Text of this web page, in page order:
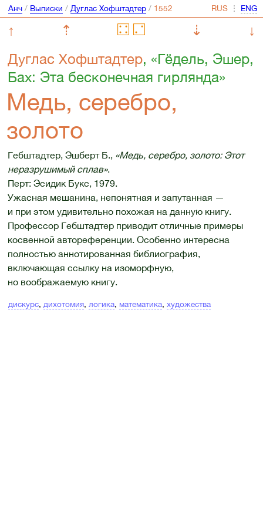
Анч/ Выписки / Дуглас Хофштадтер/ ⋮
↑ ⇡ ⇣
↓
Дуглас Хофштадтер, «Гёдель, Эшер,
Бах: Эта бесконечная гирлянда»
Медь, серебро,
золото
Гебштадтер, Эшберт Б., «Медь, серебро, золото: Этот
неразрушимый сплав».
Перт: Эсидик Букс, 1979.
Ужасная мешанина, непонятная и запутанная —
и при этом удивительно похожая на данную книгу.
Профессор Гебштадтер приводит отличные примеры
косвенной автореференции. Особенно интересна
полностью аннотированная библиография,
включающая ссылку на изоморфную,
но воображаемую книгу.
дискурс, дихотомия, логика, математика, художества